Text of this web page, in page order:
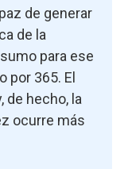
de generar
de la
para ese
por 365. El
de hecho, la
ocurre más